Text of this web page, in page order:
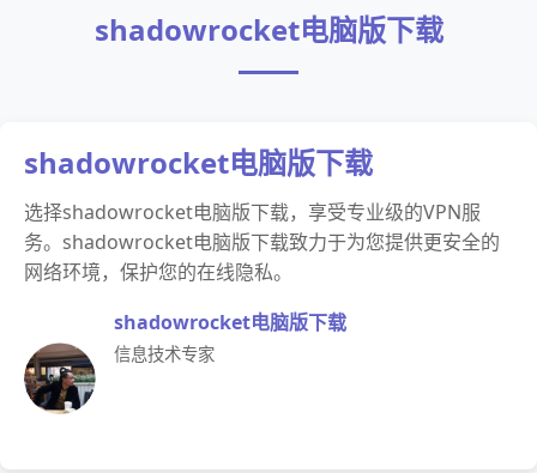
shadowrocket电脑版下载
shadowrocket电脑版下载
选择shadowrocket电脑版下载，享受专业级的VPN服
务。shadowrocket电脑版下载致力于为您提供更安全的
网络环境，保护您的在线隐私。
shadowrocket电脑版下载
信息技术专家